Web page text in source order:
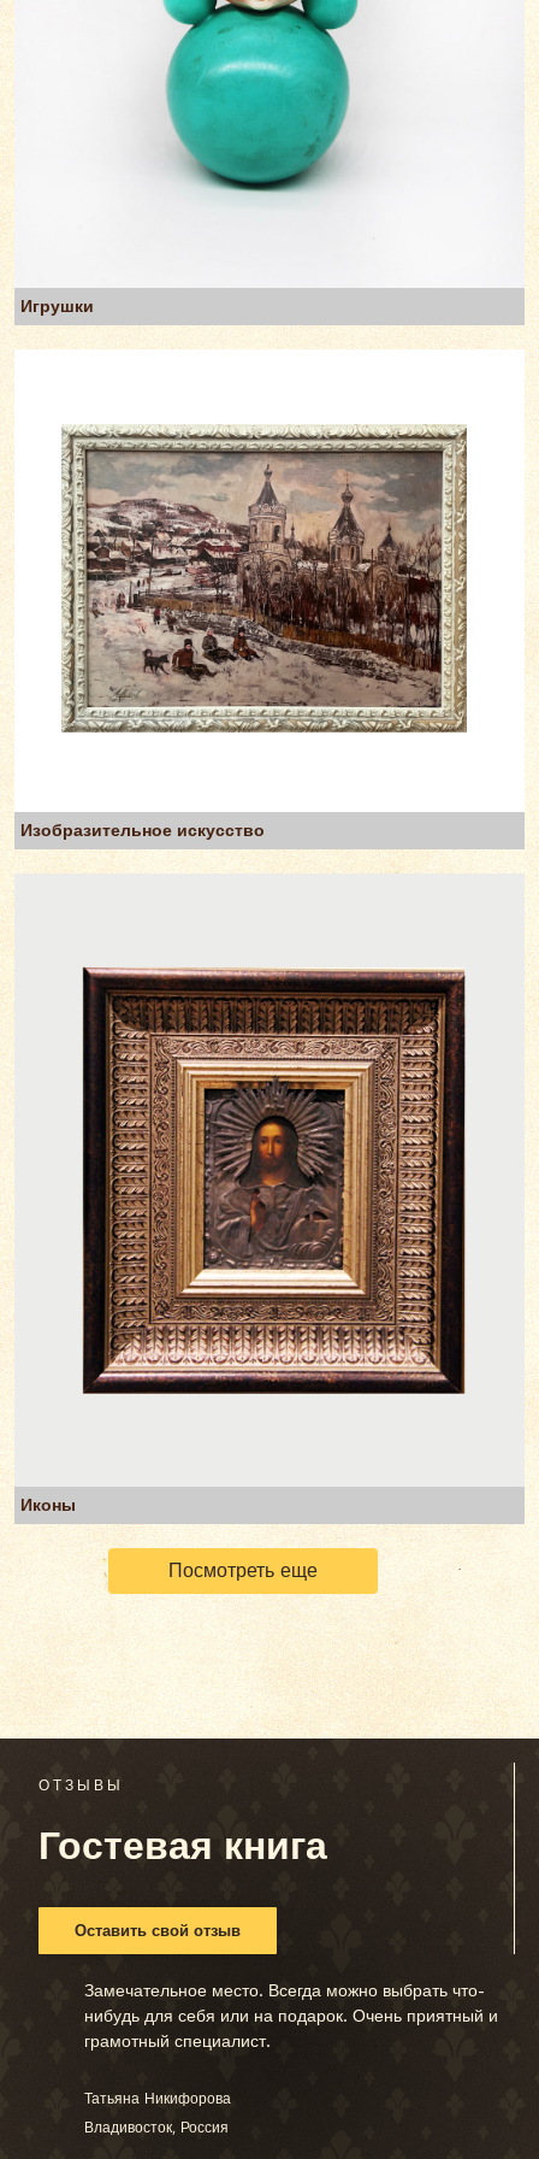
Игрушки
Изобразительное искусство
Иконы
Посмотреть еще
ОТЗЫВЫ
Гостевая книга
Оставить свой отзыв
Замечательное место. Всегда можно выбрать что-
нибудь для себя или на подарок. Очень приятный и
грамотный специалист.
Татьяна Никифорова
Владивосток, Россия